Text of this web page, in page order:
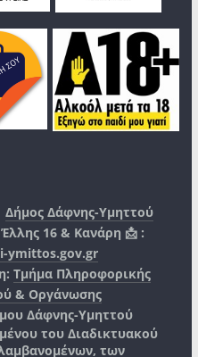
Δήμος Δάφνης-Υμηττού
16 & Κανάρη 📩 :
ymittos.gov.gr
Τμήμα Πληροφορικής
& Οργάνωσης
Δάφνης-Υμηττού
του Διαδικτυακού
των